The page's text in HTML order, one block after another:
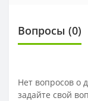
Вопросы (0)
Нет вопросов о
задайте свой